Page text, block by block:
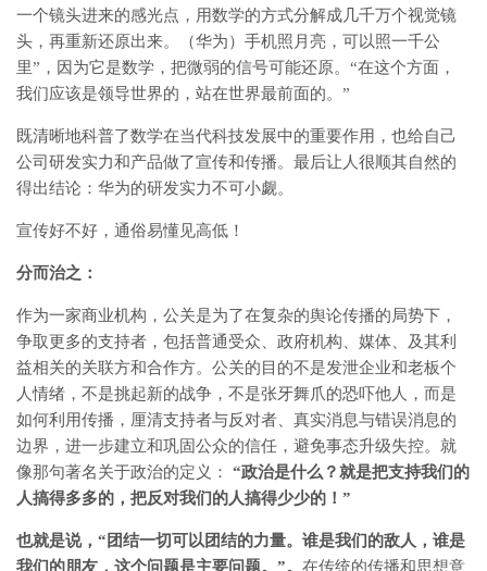
一个镜头进来的感光点，用数学的方式分解成几千万个视觉镜
头，再重新还原出来。（华为）手机照月亮，可以照一千公
里”，因为它是数学，把微弱的信号可能还原。“在这个方面，
我们应该是领导世界的，站在世界最前面的。”
既清晰地科普了数学在当代科技发展中的重要作用，也给自己
公司研发实力和产品做了宣传和传播。最后让人很顺其自然的
得出结论：华为的研发实力不可小觑。
宣传好不好，通俗易懂见高低！
分而治之：
作为一家商业机构，公关是为了在复杂的舆论传播的局势下，
争取更多的支持者，包括普通受众、政府机构、媒体、及其利
益相关的关联方和合作方。公关的目的不是发泄企业和老板个
人情绪，不是挑起新的战争，不是张牙舞爪的恐吓他人，而是
如何利用传播，厘清支持者与反对者、真实消息与错误消息的
边界，进一步建立和巩固公众的信任，避免事态升级失控。就
像那句著名关于政治的定义：
“政治是什么？就是把支持我们的
人搞得多多的，把反对我们的人搞得少少的！”
也就是说，“团结一切可以团结的力量。谁是我们的敌人，谁是
我们的朋友，这个问题是主要问题。”。 在传统的传播和思想意